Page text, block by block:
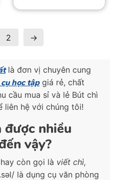
2 →
là đơn vị chuyên cung
học tậpgiá rẻ, chất
cầu mua sỉ và lẻ Bút chì
liên hệ với chúng tôi!
được nhiều
vậy?
còn gọi là viết chì,
əl/ là dụng cụ văn phòng